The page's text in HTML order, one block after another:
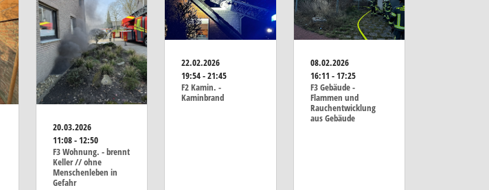
20.03.2026
11:08 - 12:50
F3 Wohnung. - brennt
Keller // ohne
Menschenleben in
Gefahr
22.02.2026
19:54 - 21:45
F2 Kamin. -
Kaminbrand
08.02.2026
16:11 - 17:25
F3 Gebäude -
Flammen und
Rauchentwicklung
aus Gebäude